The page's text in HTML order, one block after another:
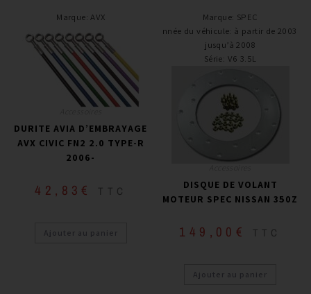
Marque:AVX
DURITE AVIA D’EMBRAYAGE
AVX CIVIC FN2 2.0 TYPE-R
2006-
42,83 € TTC
Ajouter au panier
Marque: SPEC
Année du véhicule: à partir de 2003 /
jusqu’à 2008
Série: V6 3.5L
DISQUE DE VOLANT
MOTEUR SPEC NISSAN 350Z
149,00 € TTC
Ajouter au panier